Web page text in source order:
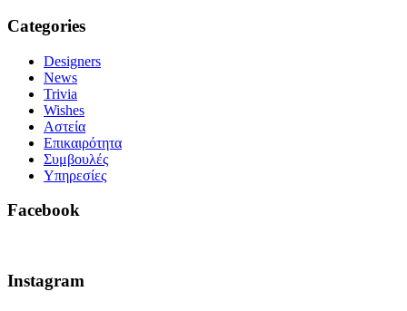
Categories
Designers
News
Trivia
Wishes
Αστεία
Επικαιρότητα
Συμβουλές
Υπηρεσίες
Facebook
Instagram